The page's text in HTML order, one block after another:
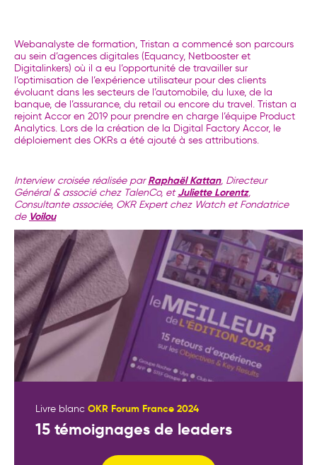
Webanalyste de formation, Tristan a commencé son parcours
au sein d’agences digitales (Equancy, Netbooster et
Digitalinkers) où il a eu l’opportunité de travailler sur
l’optimisation de l’expérience utilisateur pour des clients
évoluant dans les secteurs de l’automobile, du luxe, de la
banque, de l’assurance, du retail ou encore du travel. Tristan a
rejoint Accor en 2019 pour prendre en charge l’équipe Product
Analytics. Lors de la création de la Digital Factory Accor, le
déploiement des OKRs a été ajouté à ses attributions.
Interview croisée réalisée parRaphaël Kattan, Directeur
Général & associé chez TalenCo, etJuliette Lorentz,
Consultante associée, OKR Expert chez Watch et Fondatrice
de Voilou
Livre blanc OKR Forum France 2024
15 témoignages de leaders